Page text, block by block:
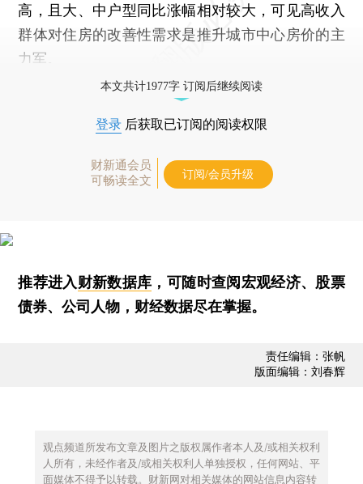
高，且大、中户型同比涨幅相对较大，可见高收入
群体对住房的改善性需求是推升城市中心房价的主
力军。
本文共计1977字 订阅后继续阅读
登录 后获取已订阅的阅读权限
财新通会员
可畅读全文
订阅/会员升级
推荐进入财新数据库 ，可随时查阅宏观经济、股票
债券、公司人物，财经数据尽在掌握。
责任编辑：张帆
版面编辑：刘春辉
观点频道所发布文章及图片之版权属作者本人及/或相关权利
人所有，未经作者及/或相关权利人单独授权，任何网站、平
面媒体不得予以转载。财新网对相关媒体的网站信息内容转